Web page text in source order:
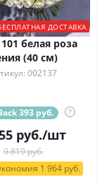
ДОСТАВКА
белая роза
(40 см)
002137
393 руб. ?
руб./шт
9 819 руб.
1 964 руб.